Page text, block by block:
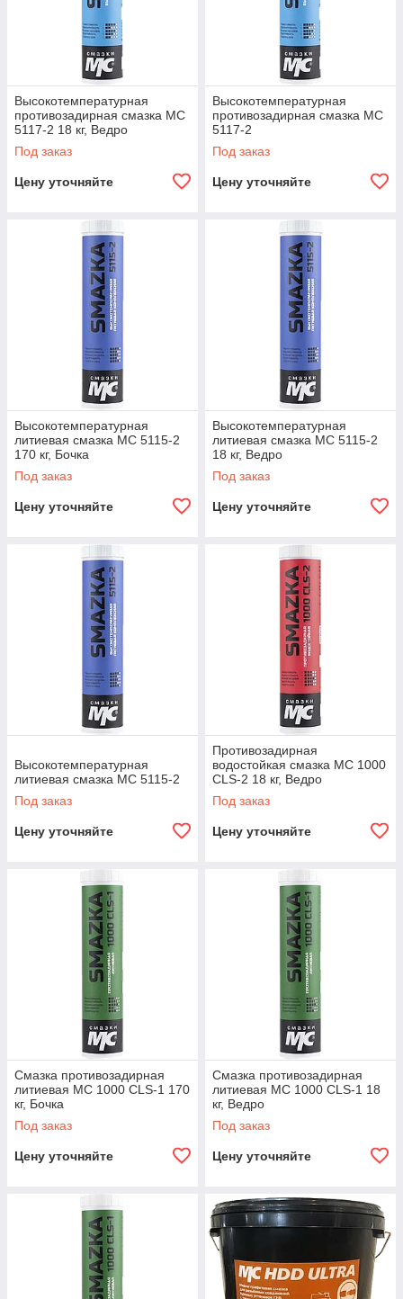
Высокотемпературная
противозадирная смазка МС
5117-2 18 кг, Ведро
Под заказ
Цену уточняйте
Высокотемпературная
противозадирная смазка МС
5117-2
Под заказ
Цену уточняйте
Высокотемпературная
литиевая смазка МС 5115-2
170 кг, Бочка
Под заказ
Цену уточняйте
Высокотемпературная
литиевая смазка МС 5115-2
18 кг, Ведро
Под заказ
Цену уточняйте
Высокотемпературная
литиевая смазка МС 5115-2
Под заказ
Цену уточняйте
Противозадирная
водостойкая смазка МС 1000
CLS-2 18 кг, Ведро
Под заказ
Цену уточняйте
Смазка противозадирная
литиевая МС 1000 CLS-1 170
кг, Бочка
Под заказ
Цену уточняйте
Смазка противозадирная
литиевая МС 1000 CLS-1 18
кг, Ведро
Под заказ
Цену уточняйте